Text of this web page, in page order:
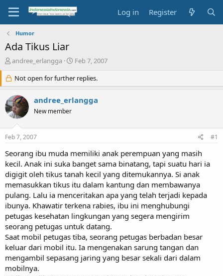
Log in Register
Humor
Ada Tikus Liar
T
r
e
a
d
s
r
e
r
andree_erlangga
S
a
r
d
Feb 7, 2007
Not open for further replies.
andree_erlangga
New member
Feb 7, 2007 #1
Seorang ibu muda memiliki anak perempuan yang masih
kecil. Anak ini suka banget sama binatang, tapi suatu hari ia
digigit oleh tikus tanah kecil yang ditemukannya. Si anak
memasukkan tikus itu dalam kantung dan membawanya
pulang. Lalu ia menceritakan apa yang telah terjadi kepada
ibunya. Khawatir terkena rabies, ibu ini menghubungi
petugas kesehatan lingkungan yang segera mengirim
seorang petugas untuk datang.
Saat mobil petugas tiba, seorang petugas berbadan besar
keluar dari mobil itu. Ia mengenakan sarung tangan dan
mengambil sepasang jaring yang besar sekali dari dalam
mobilnya.